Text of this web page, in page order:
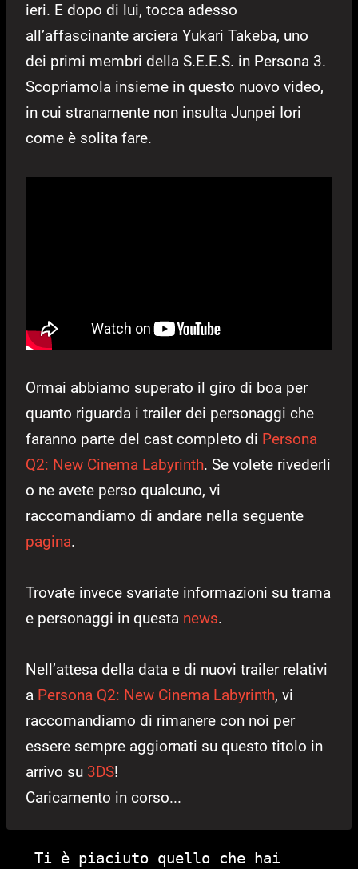
ieri. E dopo di lui, tocca adesso
all’affascinante arciera Yukari Takeba, uno
dei primi membri della S.E.E.S. in Persona 3.
Scopriamola insieme in questo nuovo video,
in cui stranamente non insulta Junpei Iori
come è solita fare.
Ormai abbiamo superato il giro di boa per
quanto riguarda i trailer dei personaggi che
faranno parte del cast completo di Persona
Q2: New Cinema Labyrinth. Se volete rivederli
o ne avete perso qualcuno, vi
raccomandiamo di andare nella seguente
pagina.
Trovate invece svariate informazioni su trama
e personaggi in questa news.
Nell’attesa della data e di nuovi trailer relativi
a Persona Q2: New Cinema Labyrinth, vi
raccomandiamo di rimanere con noi per
essere sempre aggiornati su questo titolo in
arrivo su 3DS!
Caricamento in corso...
Ti è piaciuto quello che hai